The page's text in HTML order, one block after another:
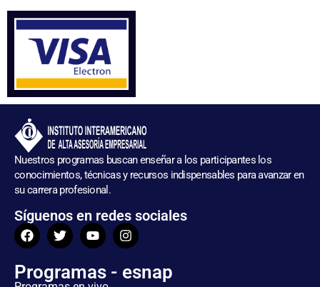
Nuestros programas buscan enseñar a los participantes los
conocimientos, técnicas y recursos indispensables para avanzar en
su carrera profesional.
Síguenos en redes sociales
Programas - esnap